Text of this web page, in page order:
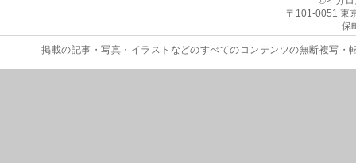
〒101-0051 東
保
掲載の記事・写真・イラストなどのすべてのコンテンツの無断複